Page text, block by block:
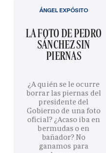
LA FOTO DE PEDRO
SÁNCHEZ SIN
PIERNAS
¿A quién se le ocurre
borrar las piernas del
presidente del
Gobierno de una foto
oficial? ¿Acaso iba en
bermudas o en
bañador? No
ganamos para
ÁNGEL EXPÓSITO